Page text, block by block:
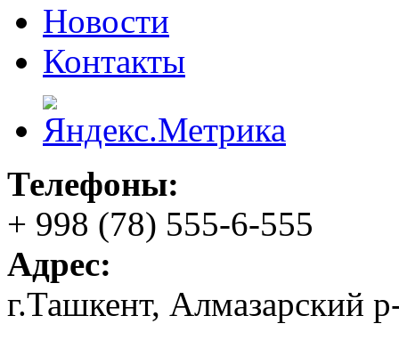
Новости
Контакты
Телефоны:
+ 998 (78) 555-6-555
Адрес:
г.Ташкент, Алмазарский